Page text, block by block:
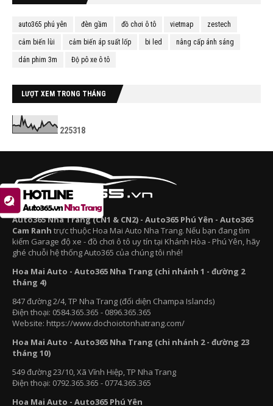
auto365 phú yên đèn gầm đồ chơi ô tô vietmap zestech
cảm biến lùi cảm biến áp suất lốp bi led nâng cấp ánh sáng
dán phim 3m Độ pô xe ô tô
LƯỢT XEM TRONG THÁNG
22531 8
Auto365 Nha Trang (CN1 & CN2) - Auto365 Phú Yên - Auto365
Cam Ranh trực thuộc Hoa Mai Auto Nha Trang. Nếu bạn đang tìm
kiếm Garage độ xe - đồ chơi ô tô uy tín tại Khánh Hòa - Phú Yên, hãy
ghé chuỗi hệ thống Auto365 của chúng tôi nhé!
Hoa Mai Auto - Auto365 Nha Trang (chi nhánh 1 - đường 2
tháng 4)
847 đường 2/4, TP Nha Trang (đối diện Champa Islands)
Điện thoại: 0584.365.365 - 0896.365.365
Website: https://www.dochoiotonhatrang.com/
Hoa Mai Auto - Auto365 Nha Trang (chi nhánh 2 - đường 23
tháng 10)
549 đường 23/10, Xã Vĩnh Hiệp, TP Nha Trang
Điện thoại: 0792.365.365 - 0774.365.365
Hoa Mai Auto - Auto365 Phú Yên